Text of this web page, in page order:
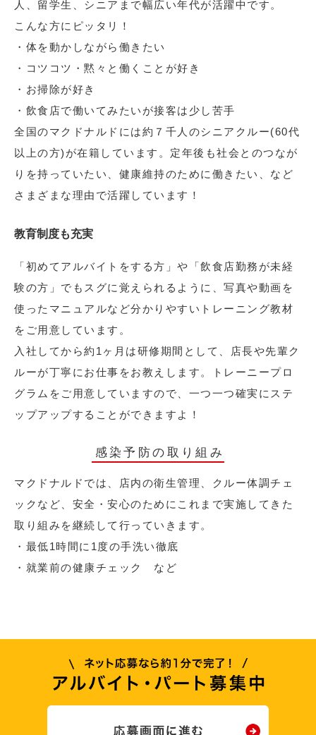
人、留学生、シニアまで幅広い年代が活躍中です。
こんな方にピッタリ！
・体を動かしながら働きたい
・コツコツ・黙々と働くことが好き
・お掃除が好き
・飲食店で働いてみたいが接客は少し苦手
全国のマクドナルドには約７千人のシニアクルー(60代
以上の方)が在籍しています。定年後も社会とのつなが
りを持っていたい、健康維持のために働きたい、など
さまざまな理由で活躍しています！
教育制度も充実
「初めてアルバイトをする方」や「飲食店勤務が未経
験の方」でもスグに覚えられるように、写真や動画を
使ったマニュアルなど分かりやすいトレーニング教材
をご用意しています。
入社してから約1ヶ月は研修期間として、店長や先輩ク
ルーが丁寧にお仕事をお教えします。トレーニープロ
グラムをご用意していますので、一つ一つ確実にステ
ップアップすることができますよ！
感染予防の取り組み
マクドナルドでは、店内の衛生管理、クルー体調チェ
ックなど、安全・安心のためにこれまで実施してきた
取り組みを継続して行っていきます。
・最低1時間に1度の手洗い徹底
・就業前の健康チェック など